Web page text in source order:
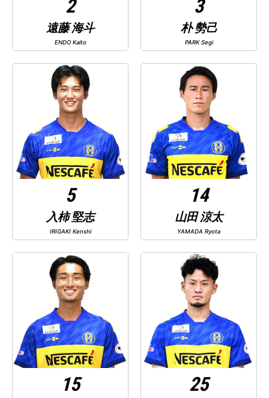
2
遠藤 海斗
ENDO Kaito
3
朴 勢己
PARK Segi
5
入柿 堅志
IRIGAKI Kenshi
14
山田 涼太
YAMADA Ryota
15 25